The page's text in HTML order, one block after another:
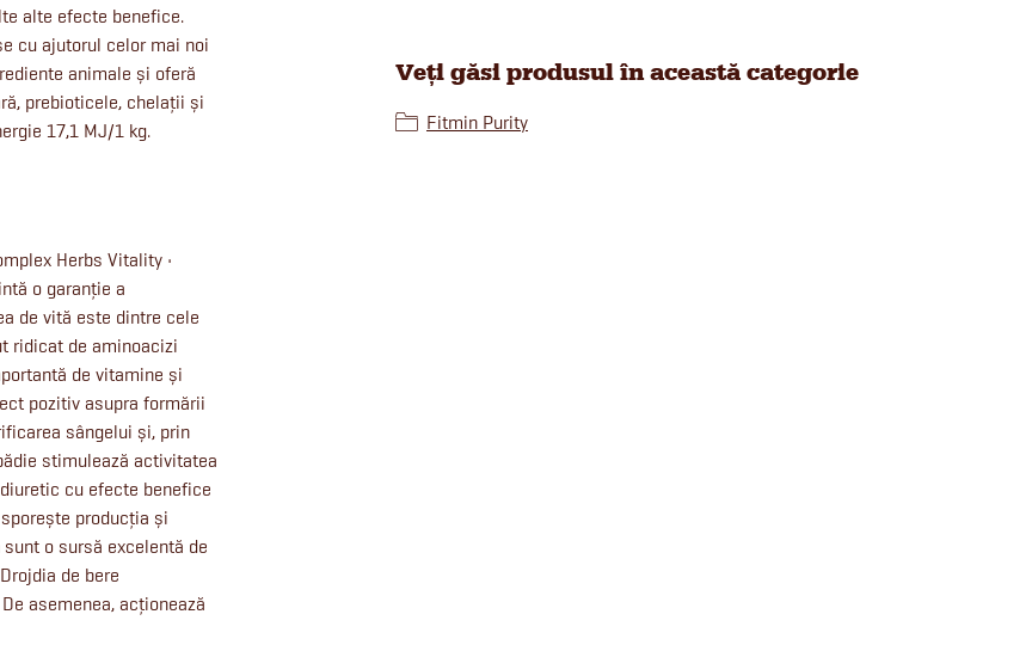
alte efecte benefice.
cu ajutorul celor mai noi
animale și oferă
prebioticele, chelații și
17,1 MJ/1 kg.
Herbs Vitality •
o garanție a
de vită este dintre cele
ridicat de aminoacizi
de vitamine și
pozitiv asupra formării
sângelui și, prin
stimulează activitatea
cu efecte benefice
producția și
o sursă excelentă de
de bere
asemenea, acționează
Veți găsi produsul în această categorie
Fitmin Purity